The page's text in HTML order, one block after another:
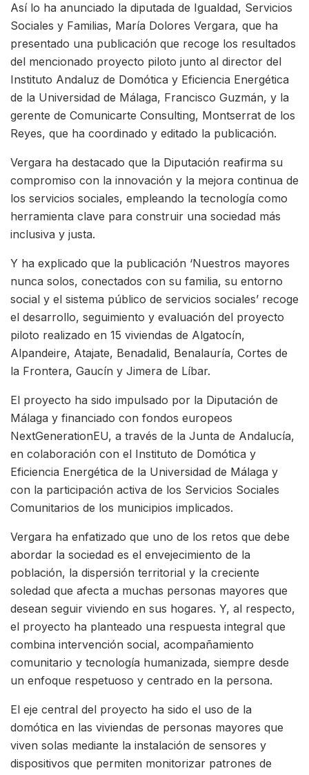
Así lo ha anunciado la diputada de Igualdad, Servicios
Sociales y Familias, María Dolores Vergara, que ha
presentado una publicación que recoge los resultados
del mencionado proyecto piloto junto al director del
Instituto Andaluz de Domótica y Eficiencia Energética
de la Universidad de Málaga, Francisco Guzmán, y la
gerente de Comunicarte Consulting, Montserrat de los
Reyes, que ha coordinado y editado la publicación.
Vergara ha destacado que la Diputación reafirma su
compromiso con la innovación y la mejora continua de
los servicios sociales, empleando la tecnología como
herramienta clave para construir una sociedad más
inclusiva y justa.
Y ha explicado que la publicación ‘Nuestros mayores
nunca solos, conectados con su familia, su entorno
social y el sistema público de servicios sociales’ recoge
el desarrollo, seguimiento y evaluación del proyecto
piloto realizado en 15 viviendas de Algatocín,
Alpandeire, Atajate, Benadalid, Benalauría, Cortes de
la Frontera, Gaucín y Jimera de Líbar.
El proyecto ha sido impulsado por la Diputación de
Málaga y financiado con fondos europeos
NextGenerationEU, a través de la Junta de Andalucía,
en colaboración con el Instituto de Domótica y
Eficiencia Energética de la Universidad de Málaga y
con la participación activa de los Servicios Sociales
Comunitarios de los municipios implicados.
Vergara ha enfatizado que uno de los retos que debe
abordar la sociedad es el envejecimiento de la
población, la dispersión territorial y la creciente
soledad que afecta a muchas personas mayores que
desean seguir viviendo en sus hogares. Y, al respecto,
el proyecto ha planteado una respuesta integral que
combina intervención social, acompañamiento
comunitario y tecnología humanizada, siempre desde
un enfoque respetuoso y centrado en la persona.
El eje central del proyecto ha sido el uso de la
domótica en las viviendas de personas mayores que
viven solas mediante la instalación de sensores y
dispositivos que permiten monitorizar patrones de